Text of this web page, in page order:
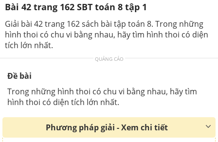
Bài 42 trang 162 SBT toán 8 tập 1
Giải bài 42 trang 162 sách bài tập toán 8. Trong những
hình thoi có chu vi bằng nhau, hãy tìm hình thoi có diện
tích lớn nhất.
QUẢNG CÁO
Đề bài
Trong những hình thoi có chu vi bằng nhau, hãy tìm
hình thoi có diện tích lớn nhất.
Phương pháp giải - Xem chi tiết